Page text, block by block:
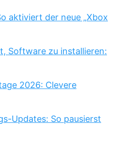
aktiviert der neue „Xbox
Software zu installieren:
2026: Clevere
Updates: So pausierst